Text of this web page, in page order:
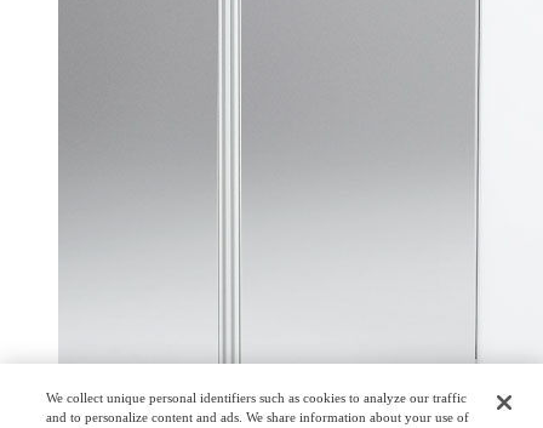
We collect unique personal identifiers such as cookies to analyze our traffic
and to personalize content and ads. We share information about your use of